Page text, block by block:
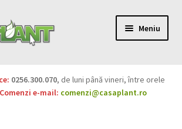
Meniu
0256.300.070, de luni până vineri, între orele
Comenzi e-mail: comenzi@casaplant.ro